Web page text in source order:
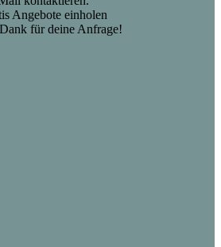
Angebote einholen
für deine Anfrage!